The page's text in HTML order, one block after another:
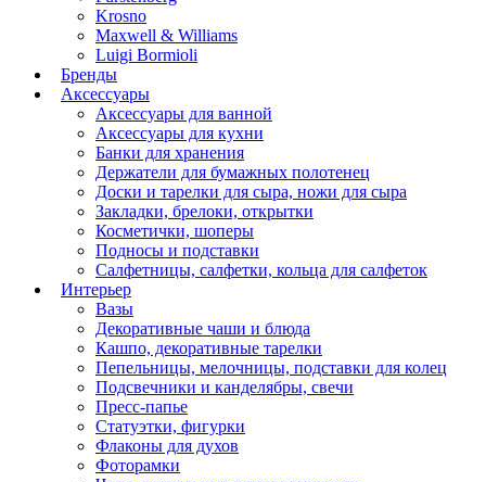
Krosno
Maxwell & Williams
Luigi Bormioli
Бренды
Аксессуары
Аксессуары для ванной
Аксессуары для кухни
Банки для хранения
Держатели для бумажных полотенец
Доски и тарелки для сыра, ножи для сыра
Закладки, брелоки, открытки
Косметички, шоперы
Подносы и подставки
Салфетницы, салфетки, кольца для салфеток
Интерьер
Вазы
Декоративные чаши и блюда
Кашпо, декоративные тарелки
Пепельницы, мелочницы, подставки для колец
Подсвечники и канделябры, свечи
Пресс-папье
Статуэтки, фигурки
Флаконы для духов
Фоторамки